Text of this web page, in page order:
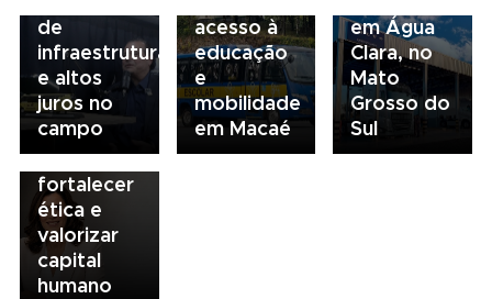
de
infraestrutura
e altos
juros no
campo
acesso à
educação
e
mobilidade
em Macaé
em Água
Clara, no
Mato
Grosso do
Sul
transporte:
BRT
Sorocaba
utiliza
compliance
para
fortalecer
ética e
valorizar
capital
humano